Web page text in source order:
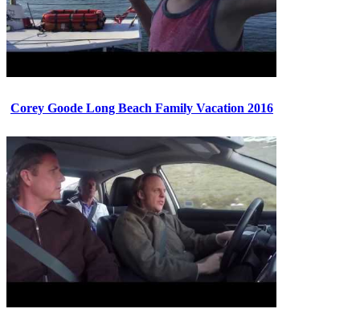
Corey Goode Long Beach Family Vacation 2016